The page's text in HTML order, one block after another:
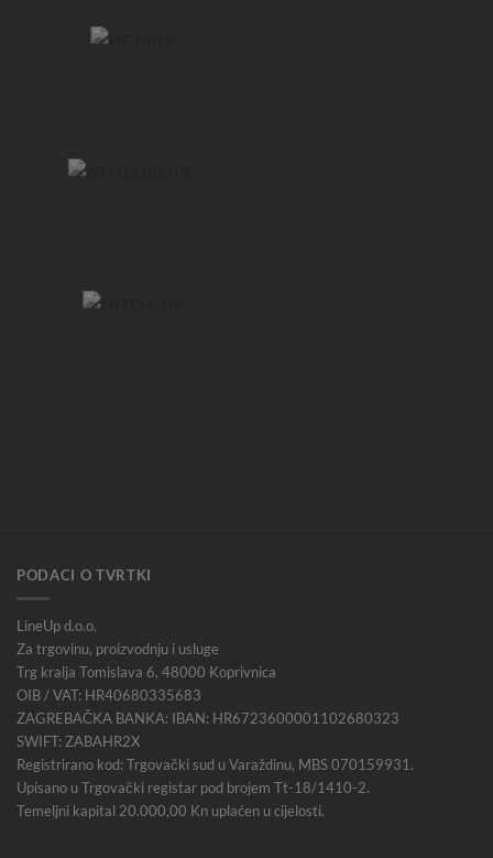
PODACI O TVRTKI
LineUp d.o.o.
Za trgovinu, proizvodnju i usluge
Trg kralja Tomislava 6, 48000 Koprivnica
OIB / VAT: HR40680335683
ZAGREBAČKA BANKA: IBAN: HR6723600001102680323
SWIFT: ZABAHR2X
Registrirano kod: Trgovački sud u Varaždinu, MBS 070159931.
Upisano u Trgovački registar pod brojem Tt-18/1410-2.
Temeljni kapital 20.000,00 Kn uplaćen u cijelosti.